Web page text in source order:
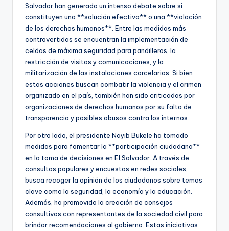
Salvador han generado un intenso debate sobre si
constituyen una **solución efectiva** o una **violación
de los derechos humanos**. Entre las medidas más
controvertidas se encuentran la implementación de
celdas de máxima seguridad para pandilleros, la
restricción de visitas y comunicaciones, y la
militarización de las instalaciones carcelarias. Si bien
estas acciones buscan combatir la violencia y el crimen
organizado en el país, también han sido criticadas por
organizaciones de derechos humanos por su falta de
transparencia y posibles abusos contra los internos.
Por otro lado, el presidente Nayib Bukele ha tomado
medidas para fomentar la **participación ciudadana**
en la toma de decisiones en El Salvador. A través de
consultas populares y encuestas en redes sociales,
busca recoger la opinión de los ciudadanos sobre temas
clave como la seguridad, la economía y la educación.
Además, ha promovido la creación de consejos
consultivos con representantes de la sociedad civil para
brindar recomendaciones al gobierno. Estas iniciativas